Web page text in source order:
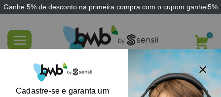
Ganhe 5% de desconto na primeira compra com o cupom ganhei5%
content
Animais De Borracha Balao
Cadastre-se e garanta um